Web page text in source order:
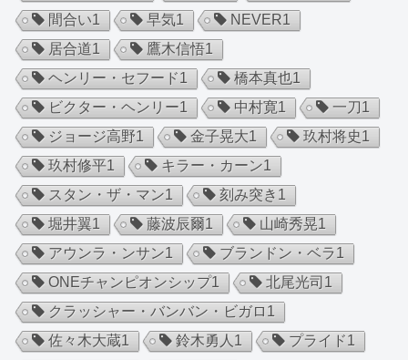
間合い1 早気1 NEVER1
居合道1 鷹木信悟1
ヘンリー・セフード1 橋本真也1
ビクター・ヘンリー1 中村寛1 一刀1
ジョージ高野1 金子晃大1 玖村将史1
玖村修平1 キラー・カーン1
スタン・ザ・マン1 刻み突き 1
堀井翼1 藤波辰爾1 山崎秀晃1
アウンラ・ンサン1 ブランドン・ベラ1
ONEチャンピオンシップ1 北尾光司 1
クラッシャー・バンバン・ビガロ 1
佐々木大蔵1 鈴木勇人 1 プライド1